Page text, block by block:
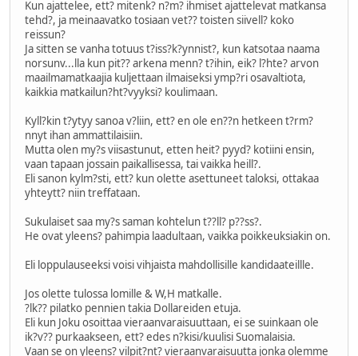
Kun ajattelee, ett? mitenk? n?m? ihmiset ajattelevat matkansa
tehd?, ja meinaavatko tosiaan vet?? toisten siivell? koko
reissun?
Ja sitten se vanha totuus t?iss?k?ynnist?, kun katsotaa naama
norsunv...lla kun pit?? arkena menn? t?ihin, eik? l?hte? arvon
maailmamatkaajia kuljettaan ilmaiseksi ymp?ri osavaltiota,
kaikkia matkailun?ht?vyyksi? koulimaan.
Kyll?kin t?ytyy sanoa v?liin, ett? en ole en??n hetkeen t?rm?
nnyt ihan ammattilaisiin.
Mutta olen my?s viisastunut, etten heit? pyyd? kotiini ensin,
vaan tapaan jossain paikallisessa, tai vaikka heill?.
Eli sanon kylm?sti, ett? kun olette asettuneet taloksi, ottakaa
yhteytt? niin treffataan.
Sukulaiset saa my?s saman kohtelun t??ll? p??ss?.
He ovat yleens? pahimpia laadultaan, vaikka poikkeuksiakin on.
Eli loppulauseeksi voisi vihjaista mahdollisille kandidaateillle.
Jos olette tulossa lomille & W,H matkalle.
?lk?? pilatko pennien takia Dollareiden etuja.
Eli kun Joku osoittaa vieraanvaraisuuttaan, ei se suinkaan ole
ik?v?? purkaakseen, ett? edes n?kisi/kuulisi Suomalaisia.
Vaan se on yleens? vilpit?nt? vieraanvaraisuutta jonka olemme